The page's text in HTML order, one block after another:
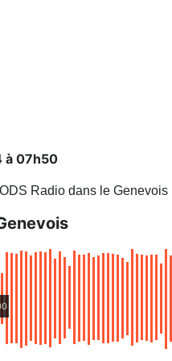
à 07h50
Radio dans le Genevois